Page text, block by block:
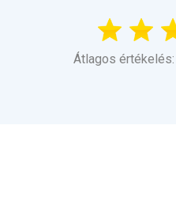
Átlagos